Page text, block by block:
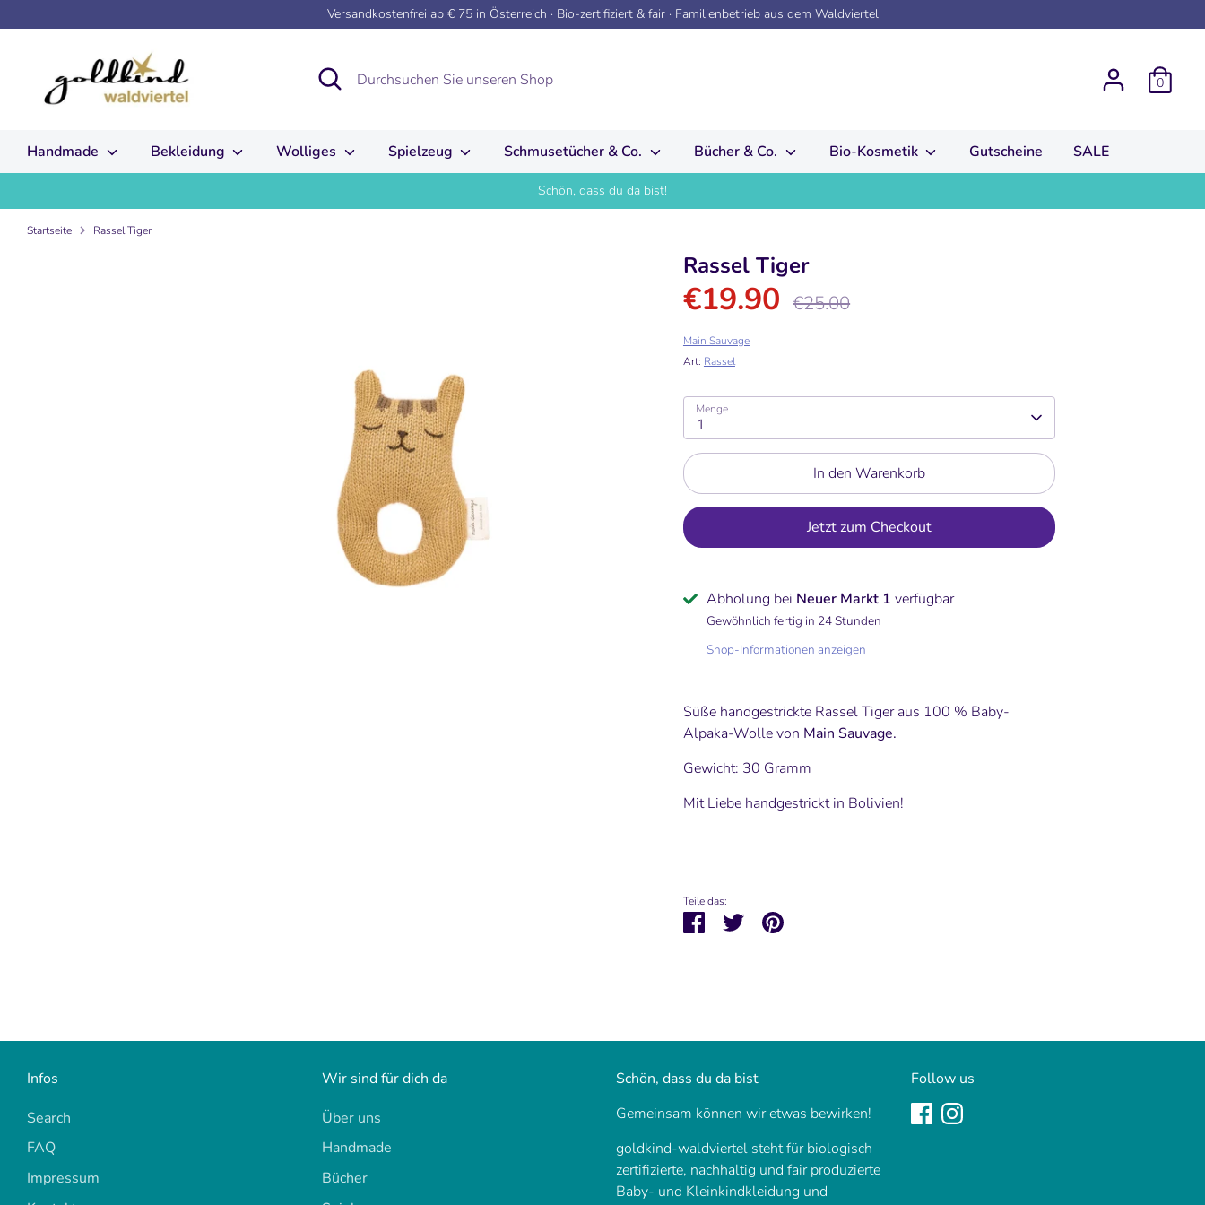
zum
Versandkostenfrei ab € 75 in Österreich · Bio-zertifiziert & fair · Familienbetrieb aus dem Waldviertel
Suchen
Durchsuchen
Sie
0
Handmade Bekleidung Wolliges Spielzeug Schmusetücher & Co. Bücher & Co. Bio-Kosmetik Gutscheine SALE
Schön, dass du da bist!
Startseite Rassel Tiger
Rassel Tiger
€19.90
Preis
€25.00
Main Sauvage
Art: Rassel
Menge
1
In den Warenkorb
Jetzt zum Checkout
Abholung bei Neuer Markt 1 verfügbar
Gewöhnlich fertig in 24 Stunden
Shop-Informationen anzeigen
Süße handgestrickte Rassel Tiger aus 100 % Baby-
Alpaka-Wolle von Main Sauvage.
Gewicht: 30 Gramm
Mit Liebe handgestrickt in Bolivien!
Teile das:
TeilenTwitternPinnen
Infos
Search
FAQ
Impressum
Wir sind für dich da
Über uns
Handmade
Bücher
Schön, dass du da bist
Gemeinsam können wir etwas bewirken!
goldkind-waldviertel steht für biologisch
zertifizierte, nachhaltig und fair produzierte
Baby- und Kleinkindkleidung und
Follow us